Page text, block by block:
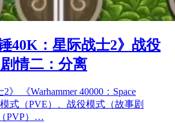
40K：星际战士2》战役
情二：分离
》 《Warhammer 40000：Space
式（PVE）、战役模式（故事剧
PVP）…